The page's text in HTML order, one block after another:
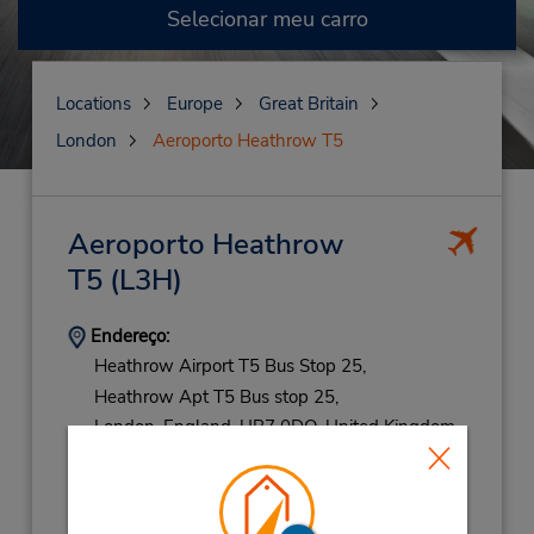
Selecionar meu carro
Locations Europe
Great Britain
London
Aeroporto Heathrow T5
Aeroporto Heathrow
T5(L3H)
Endereço:
Heathrow Airport T5 Bus Stop 25,
Heathrow Apt T5 Bus stop 25,
London, England, UB7 0DQ, United Kingdom
(44) 07483 913688
Horário de funcionamento: